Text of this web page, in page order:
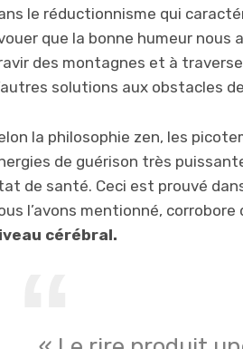
le réductionnisme qui
que la bonne humeur
des montagnes et à
solutions aux obstacles
la philosophie zen, les
de guérison très
de santé. Ceci est prouvé
l’avons mentionné, corrobore
cérébral.